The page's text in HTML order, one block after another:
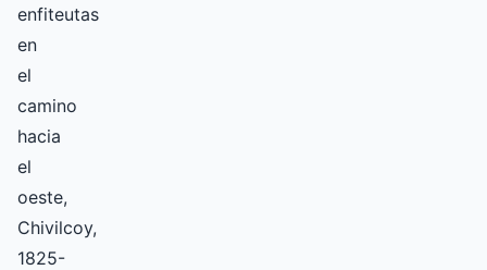
enfiteutas
en
el
camino
hacia
el
oeste,
Chivilcoy,
1825-